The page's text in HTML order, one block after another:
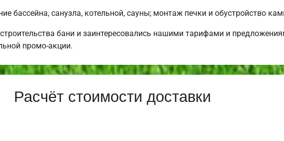
бассейна, санузла, котельной, сауны; монтаж печки и обустройство
бани и заинтересовались нашими тарифами и
промо-акции.
Расчёт стоимости доставки